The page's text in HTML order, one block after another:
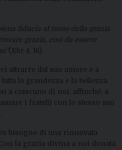
fiducia al trono della grazia
grazia, così da essere
(Ebr 4, 16).
attrarre dal suo amore e a
la grandezza e la bellezza.
a ciascuno di noi, affinché, a
i fratelli con lo stesso suo
bisogno di una rinnovata
la grazia divina a noi donata